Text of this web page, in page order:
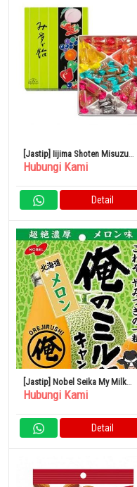
[Jastip] Iijima Shoten Misuzu
Candy Box 460gr 1 Kotak
Hubungi Kami
Detail
[Jastip] Nobel Seika My Milk
Hokkaido Melon 80g
Hubungi Kami
Detail